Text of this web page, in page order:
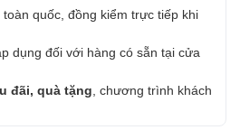
quốc, đồng kiểm trực tiếp khi
dụng đối với hàng có sẵn tại cửa
đãi, quà tặng, chương trình khách